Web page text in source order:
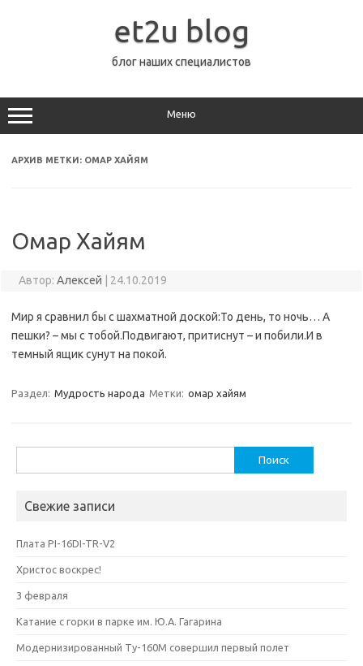
et2u blog
блог наших специалистов
Меню
АРХИВ МЕТКИ: ОМАР ХАЙЯМ
Омар Хайям
Автор: Алексей 24.10.2019
Мир я сравнил бы с шахматной доской:То день, то ночь… А
пешки? – мы с тобой.Подвигают, притиснут – и побили.И в
темный ящик сунут на покой.
Раздел: Мудрость народа Метки: омар хайям
Свежие записи
Плата PI-16DI-TR-V2
Христос воскрес!
3 февраля
Катание с горки в парке им. Ю.А. Гагарина
Модернизированный Ту-160М совершил первый полет